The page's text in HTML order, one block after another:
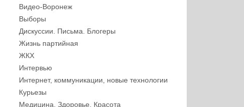
Видео-Воронеж
Выборы
Дискуссии. Письма. Блогеры
Жизнь партийная
ЖКХ
Интервью
Интернет, коммуникации, новые технологии
Курьезы
Медицина, Здоровье, Красота